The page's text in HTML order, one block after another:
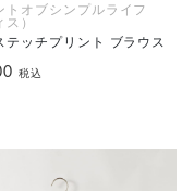
トオブシンプルライフ
ス）
テッチプリント ブラウス
税込